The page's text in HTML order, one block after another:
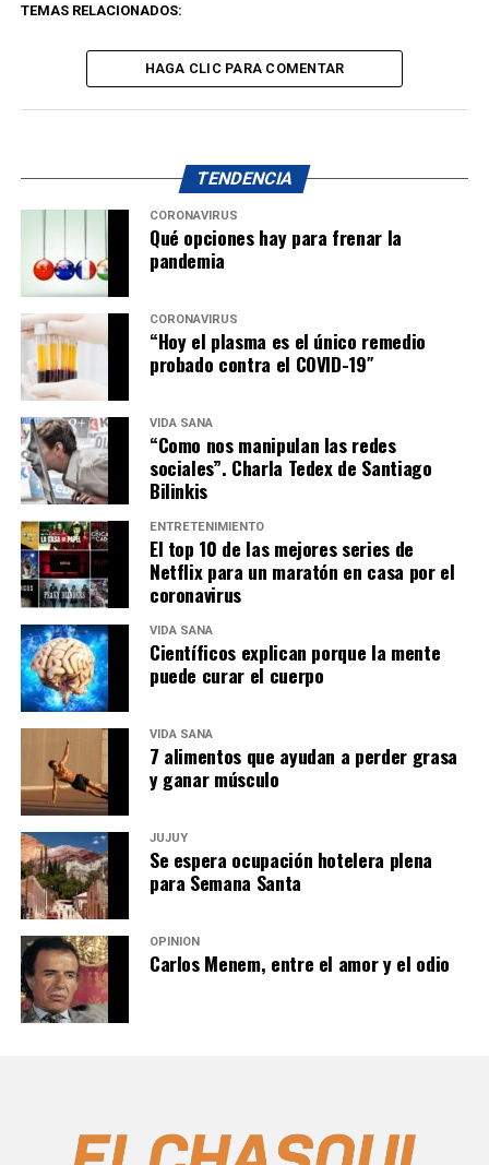
TEMAS RELACIONADOS:
HAGA CLIC PARA COMENTAR
TENDENCIA
CORONAVIRUS
Qué opciones hay para frenar la
pandemia
CORONAVIRUS
“Hoy el plasma es el único remedio
probado contra el COVID-19″
VIDA SANA
“Como nos manipulan las redes
sociales”. Charla Tedex de Santiago
Bilinkis
ENTRETENIMIENTO
El top 10 de las mejores series de
Netflix para un maratón en casa por el
coronavirus
VIDA SANA
Científicos explican porque la mente
puede curar el cuerpo
VIDA SANA
7 alimentos que ayudan a perder grasa
y ganar músculo
JUJUY
Se espera ocupación hotelera plena
para Semana Santa
OPINIÓN
Carlos Menem, entre el amor y el odio